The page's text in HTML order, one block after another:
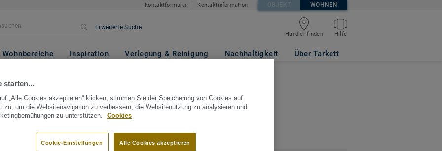
Kontaktformular Kontaktinformation OBJEKT WOHNEN
Erweiterte Suche
Händler finden Hilfe
Wohnbereiche Inspiration Verlegung & Reinigung Nachhaltigkeit Über Tarkett
starten...
„Alle Cookies akzeptieren“ klicken, stimmen Sie der Speicherung von Cookies auf
zu, um die Websitenavigation zu verbessern, die Websitenutzung zu analysieren und
zu unterstützen.
Cookies
Alle Cookies akzeptieren
Cookie-Einstellungen